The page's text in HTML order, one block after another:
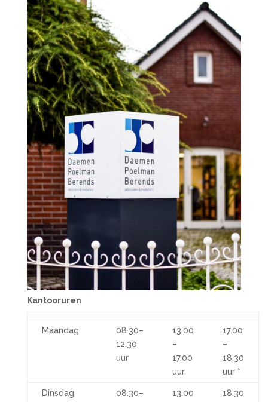
Kantooruren
Maandag
08.30–
12.30
uur
13.00
–
17.00
uur
17.00
–
18.30
uur *
Dinsdag
08.30–
13.00
18.30